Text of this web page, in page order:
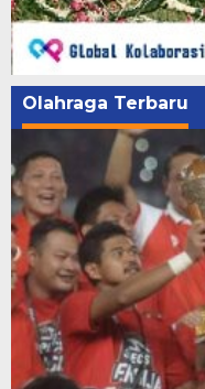
Olahraga Terbaru